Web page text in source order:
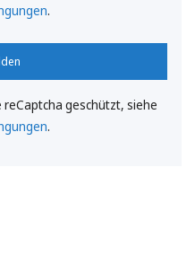
.
reCaptcha geschützt, siehe
.